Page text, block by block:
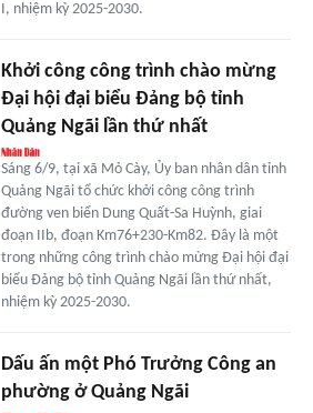
I, nhiệm kỳ 2025-2030.
Khởi công công trình chào mừng
Đại hội đại biểu Đảng bộ tỉnh
Quảng Ngãi lần thứ nhất
Sáng 6/9, tại xã Mỏ Cày, Ủy ban nhân dân tỉnh
Quảng Ngãi tổ chức khởi công công trình
đường ven biển Dung Quất-Sa Huỳnh, giai
đoạn IIb, đoạn Km76+230-Km82. Đây là một
trong những công trình chào mừng Đại hội đại
biểu Đảng bộ tỉnh Quảng Ngãi lần thứ nhất,
nhiệm kỳ 2025-2030.
Dấu ấn một Phó Trưởng Công an
phường ở Quảng Ngãi